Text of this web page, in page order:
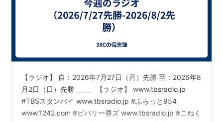
【ラジオ】 自：2026年7月27日（月）先勝 至：2026年8
月2日（日）先勝 ______ 【ラジオ】 www.tbsradio.jp
#TBSスタンバイ www.tbsradio.jp #ふらっと954
www.1242.com #ビバリー昼ズ www.tbsradio.jp #こねく